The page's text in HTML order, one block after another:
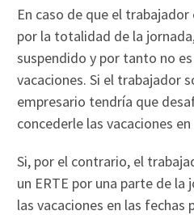
En caso de que el
por la totalidad de la
suspendido y por tanto no
vacaciones. Si el trabajador
empresario tendría que
concederle las vacaciones
Si, por el contrario, el
un ERTE por una parte de
las vacaciones en las fechas